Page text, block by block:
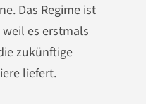
Das Regime ist
es erstmals
zukünftige
liefert.